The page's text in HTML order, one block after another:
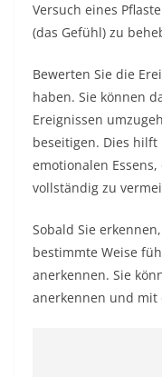
Versuch eines
(das Gefühl) zu
Bewerten Sie die
haben. Sie können
Ereignissen
beseitigen. Dies hilft
emotionalen
vollständig zu
Sobald Sie
bestimmte Weise
anerkennen. Sie
anerkennen und